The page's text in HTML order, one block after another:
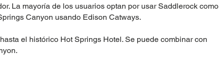
La mayoría de los usuarios optan por usar Saddlerock como
Canyon usando Edison Catways.
el histórico Hot Springs Hotel. Se puede combinar con